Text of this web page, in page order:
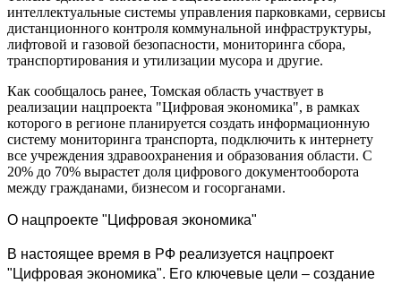
интеллектуальные системы управления парковками, сервисы
дистанционного контроля коммунальной инфраструктуры,
лифтовой и газовой безопасности, мониторинга сбора,
транспортирования и утилизации мусора и другие.
Как сообщалось ранее, Томская область участвует в
реализации нацпроекта "Цифровая экономика", в рамках
которого в регионе планируется создать информационную
систему мониторинга транспорта, подключить к интернету
все учреждения здравоохранения и образования области. С
20% до 70% вырастет доля цифрового документооборота
между гражданами, бизнесом и госорганами.
О нацпроекте "Цифровая экономика"
В настоящее время в РФ реализуется нацпроект
"Цифровая экономика". Его ключевые цели – создание